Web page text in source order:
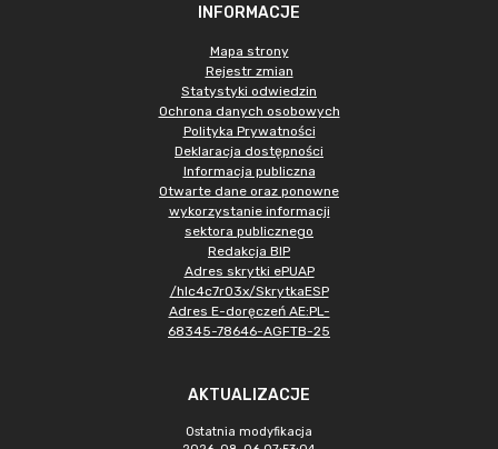
INFORMACJE
Mapa strony
Rejestr zmian
Statystyki odwiedzin
Ochrona danych osobowych
Polityka Prywatności
Deklaracja dostępności
Informacja publiczna
Otwarte dane oraz ponowne
wykorzystanie informacji
sektora publicznego
Redakcja BIP
Adres skrytki ePUAP
/hlc4c7r03x/SkrytkaESP
Adres E-doręczeń AE:PL-
68345-78646-AGFTB-25
AKTUALIZACJE
Ostatnia modyfikacja